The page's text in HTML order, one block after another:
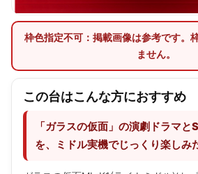
枠色指定不可：掲載画像は参考です。
ません。
この台はこんな方におすすめ
「ガラスの仮面」の演劇ドラマ
を、ミドル実機でじっくり楽しみ